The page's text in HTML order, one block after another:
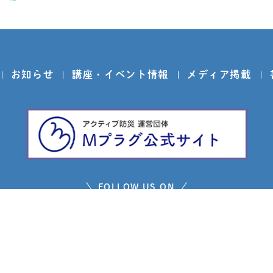
お知らせ 講座・イベント情報 メディア掲載
FOLLOW US ON